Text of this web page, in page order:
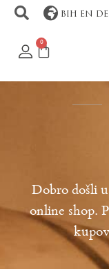
BIH EN DE
0
Dobro došli
online shop.